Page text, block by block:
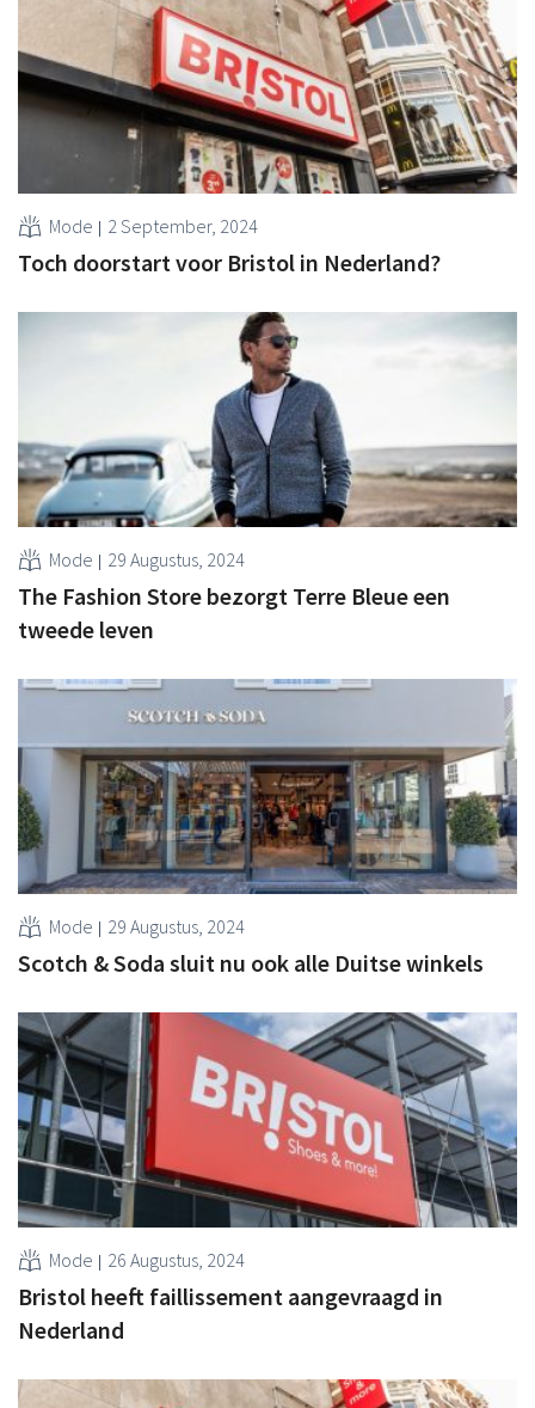
Mode 2 September, 2024
Toch doorstart voor Bristol in Nederland?
Mode 29 Augustus, 2024
The Fashion Store bezorgt Terre Bleue een
tweede leven
Mode 29 Augustus, 2024
Scotch & Soda sluit nu ook alle Duitse winkels
Mode 26 Augustus, 2024
Bristol heeft faillissement aangevraagd in
Nederland